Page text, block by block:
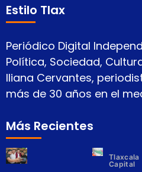
Estilo Tlax
Periódico Digital
Política, Sociedad,
Iliana Cervantes,
más de 30 años en el
Más Recientes
Tlaxcala
Capital